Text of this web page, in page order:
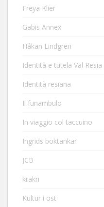
Freya Klier
Gabis Annex
Håkan Lindgren
Identità e tutela Val Resia
Identità resiana
Il funambulo
In viaggio col taccuino
Ingrids boktankar
JCB
krakri
Kultur i öst